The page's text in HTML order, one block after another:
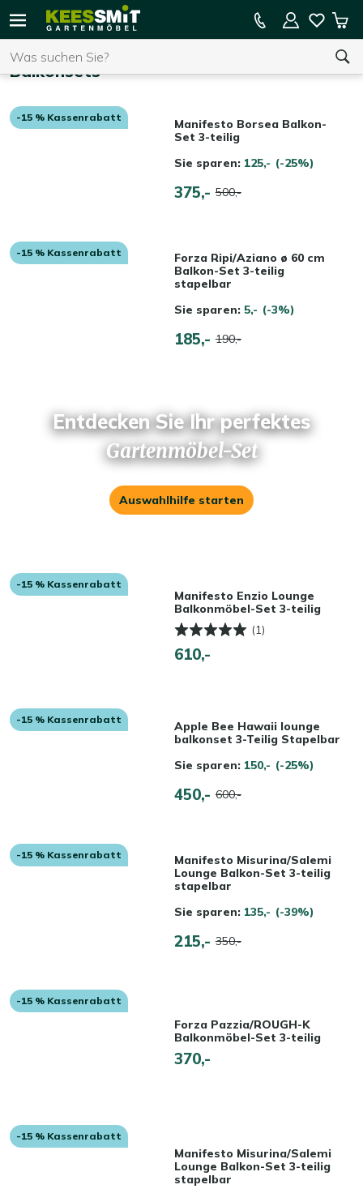
Sie haben keine Artikel in Ihrem Warenkorb.
15 % Kassenrabatt auf die gesamte Kollektion
Balkonsets
-15 % Kassenrabatt
Manifesto Borsea Balkon-
Set 3-teilig
Sie sparen: 125,- (-25%)
375,- 500,-
-15 % Kassenrabatt
Forza Ripi/Aziano ø 60 cm
Balkon-Set 3-teilig
stapelbar
Sie sparen: 5,- (-3%)
185,- 190,-
Entdecken Sie Ihr perfektes
Gartenmöbel-Set
Auswahlhilfe starten
-15 % Kassenrabatt
Manifesto Enzio Lounge
Balkonmӧbel-Set 3-teilig
(1)
610,-
-15 % Kassenrabatt
Apple Bee Hawaii lounge
balkonset 3-Teilig Stapelbar
Sie sparen: 150,- (-25%)
450,- 600,-
-15 % Kassenrabatt
Manifesto Misurina/Salemi
Lounge Balkon-Set 3-teilig
stapelbar
Sie sparen: 135,- (-39%)
215,- 350,-
-15 % Kassenrabatt
Forza Pazzia/ROUGH-K
Balkonmöbel-Set 3-teilig
370,-
-15 % Kassenrabatt
Manifesto Misurina/Salemi
Lounge Balkon-Set 3-teilig
stapelbar